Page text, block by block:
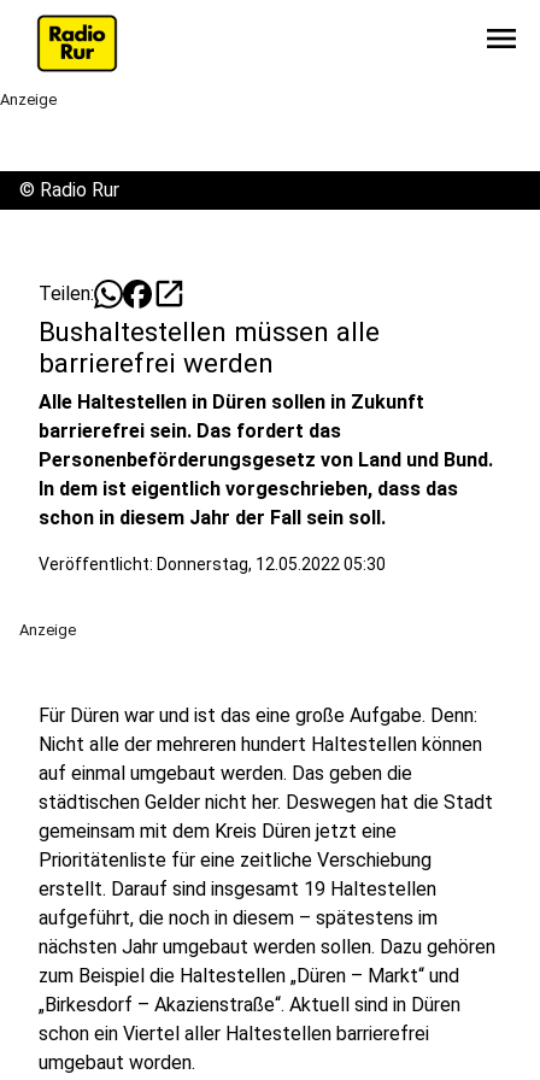
menu
Anzeige
© Radio Rur
Teilen: open_in_new
Bushaltestellen müssen alle
barrierefrei werden
Alle Haltestellen in Düren sollen in Zukunft
barrierefrei sein. Das fordert das
Personenbeförderungsgesetz von Land und Bund.
In dem ist eigentlich vorgeschrieben, dass das
schon in diesem Jahr der Fall sein soll.
Veröffentlicht: Donnerstag, 12.05.2022 05:30
Anzeige
Für Düren war und ist das eine große Aufgabe. Denn:
Nicht alle der mehreren hundert Haltestellen können
auf einmal umgebaut werden. Das geben die
städtischen Gelder nicht her. Deswegen hat die Stadt
gemeinsam mit dem Kreis Düren jetzt eine
Prioritätenliste für eine zeitliche Verschiebung
erstellt. Darauf sind insgesamt 19 Haltestellen
aufgeführt, die noch in diesem – spätestens im
nächsten Jahr umgebaut werden sollen. Dazu gehören
zum Beispiel die Haltestellen „Düren – Markt“ und
„Birkesdorf – Akazienstraße“. Aktuell sind in Düren
schon ein Viertel aller Haltestellen barrierefrei
umgebaut worden.